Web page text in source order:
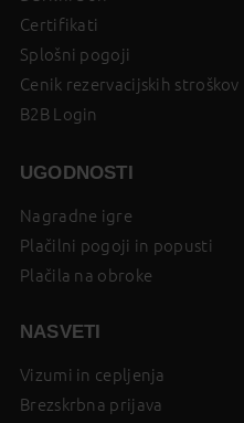
Certifikati
Splošni pogoji
Cenik rezervacijskih stroškov
B2B Login
UGODNOSTI
Nagradne igre
Plačilni pogoji in popusti
Plačila na obroke
NASVETI
Vizumi in cepljenja
Brezskrbna prijava